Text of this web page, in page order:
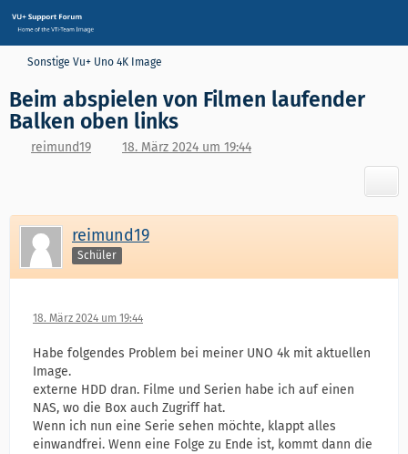
Sonstige Vu+ Uno 4K Image
Beim abspielen von Filmen laufender
Balken oben links
reimund19 18. März 2024 um 19:44
reimund19
Schüler
18. März 2024 um 19:44
Habe folgendes Problem bei meiner UNO 4k mit aktuellen
Image.
externe HDD dran. Filme und Serien habe ich auf einen
NAS, wo die Box auch Zugriff hat.
Wenn ich nun eine Serie sehen möchte, klappt alles
einwandfrei. Wenn eine Folge zu Ende ist, kommt dann die